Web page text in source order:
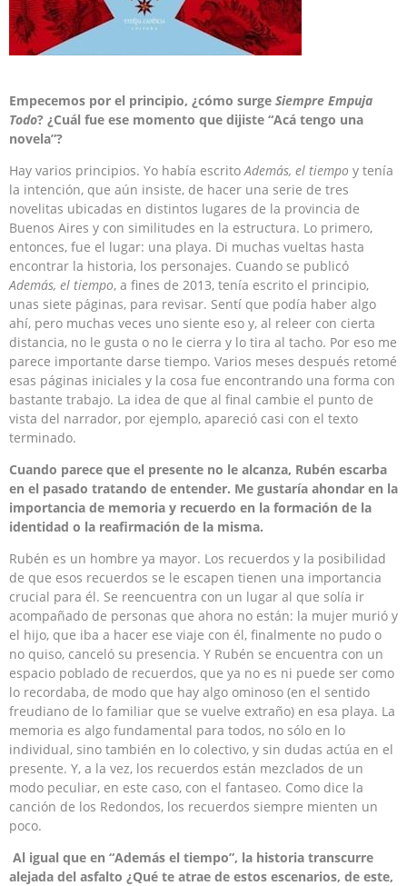
Empecemos por el principio, ¿cómo surge Siempre Empuja
Todo? ¿Cuál fue ese momento que dijiste “Acá tengo una
novela”?
Hay varios principios. Yo había escritoAdemás, el tiempo y tenía
la intención, que aún insiste, de hacer una serie de tres
novelitas ubicadas en distintos lugares de la provincia de
Buenos Aires y con similitudes en la estructura. Lo primero,
entonces, fue el lugar: una playa. Di muchas vueltas hasta
encontrar la historia, los personajes. Cuando se publicó
Además, el tiempo, a fines de 2013, tenía escrito el principio,
unas siete páginas, para revisar. Sentí que podía haber algo
ahí, pero muchas veces uno siente eso y, al releer con cierta
distancia, no le gusta o no le cierra y lo tira al tacho. Por eso me
parece importante darse tiempo. Varios meses después retomé
esas páginas iniciales y la cosa fue encontrando una forma con
bastante trabajo. La idea de que al final cambie el punto de
vista del narrador, por ejemplo, apareció casi con el texto
terminado.
Cuando parece que el presente no le alcanza, Rubén escarba
en el pasado tratando de entender. Me gustaría ahondar en la
importancia de memoria y recuerdo en la formación de la
identidad o la reafirmación de la misma.
Rubén es un hombre ya mayor. Los recuerdos y la posibilidad
de que esos recuerdos se le escapen tienen una importancia
crucial para él. Se reencuentra con un lugar al que solía ir
acompañado de personas que ahora no están: la mujer murió y
el hijo, que iba a hacer ese viaje con él, finalmente no pudo o
no quiso, canceló su presencia. Y Rubén se encuentra con un
espacio poblado de recuerdos, que ya no es ni puede ser como
lo recordaba, de modo que hay algo ominoso (en el sentido
freudiano de lo familiar que se vuelve extraño) en esa playa. La
memoria es algo fundamental para todos, no sólo en lo
individual, sino también en lo colectivo, y sin dudas actúa en el
presente. Y, a la vez, los recuerdos están mezclados de un
modo peculiar, en este caso, con el fantaseo. Como dice la
canción de los Redondos, los recuerdos siempre mienten un
poco.
Al igual que en “Además el tiempo”, la historia transcurre
alejada del asfalto ¿Qué te atrae de estos escenarios, de este,